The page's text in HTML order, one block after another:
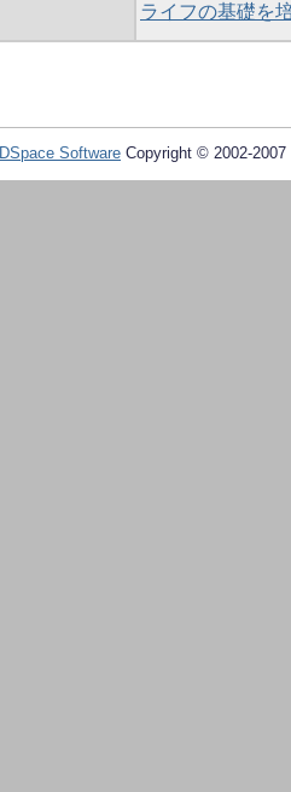
ライフの基礎を
DSpace Software Copyright © 2002-2007